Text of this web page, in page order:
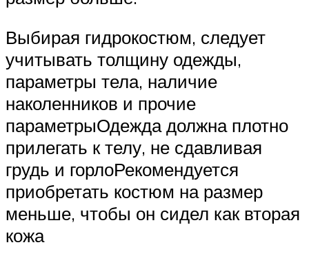
Выбирая гидрокостюм, следует
учитывать толщину одежды,
параметры тела, наличие
наколенников и прочие
параметрыОдежда должна плотно
прилегать к телу, не сдавливая
грудь и горлоРекомендуется
приобретать костюм на размер
меньше, чтобы он сидел как вторая
кожа